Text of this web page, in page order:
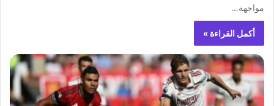
مواجهة…
أكمل القراءة »